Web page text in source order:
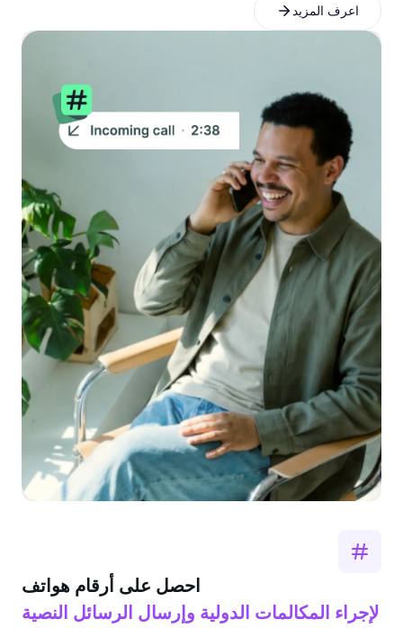
اعرف المزيد
احصل على أرقام هواتف
لإجراء المكالمات الدولية وإرسال الرسائل النصية